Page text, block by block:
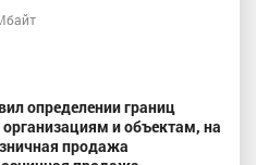
определении границ
и объектам, на
продажа